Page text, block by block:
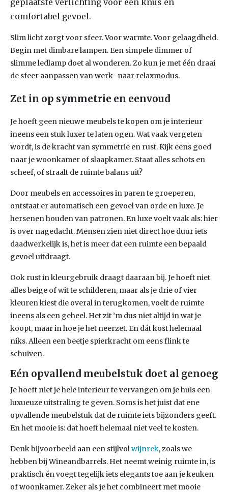
geplaatste verlichting voor een knus en
comfortabel gevoel.
Slim licht zorgt voor sfeer. Voor warmte. Voor gelaagdheid.
Begin met dimbare lampen. Een simpele dimmer of
slimme ledlamp doet al wonderen. Zo kun je met één draai
de sfeer aanpassen van werk- naar relaxmodus.
Zet in op symmetrie en eenvoud
Je hoeft geen nieuwe meubels te kopen om je interieur
ineens een stuk luxer te laten ogen. Wat vaak vergeten
wordt, is de kracht van symmetrie en rust. Kijk eens goed
naar je woonkamer of slaapkamer. Staat alles schots en
scheef, of straalt de ruimte balans uit?
Door meubels en accessoires in paren te groeperen,
ontstaat er automatisch een gevoel van orde en luxe. Je
hersenen houden van patronen. En luxe voelt vaak als: hier
is over nagedacht. Mensen zien niet direct hoe duur iets
daadwerkelijk is, het is meer dat een ruimte een bepaald
gevoel uitdraagt.
Ook rust in kleurgebruik draagt daaraan bij. Je hoeft niet
alles beige of wit te schilderen, maar als je drie of vier
kleuren kiest die overal in terugkomen, voelt de ruimte
ineens als een geheel. Het zit ’m dus niet altijd in wat je
koopt, maar in hoe je het neerzet. En dát kost helemaal
niks. Alleen een beetje spierkracht om eens flink te
schuiven.
Eén opvallend meubelstuk doet al genoeg
Je hoeft niet je hele interieur te vervangen om je huis een
luxueuze uitstraling te geven. Soms is het juist dat ene
opvallende meubelstuk dat de ruimte iets bijzonders geeft.
En het mooie is: dat hoeft helemaal niet veel te kosten.
Denk bijvoorbeeld aan een stijlvolwijnrek, zoals we
hebben bij Wineandbarrels. Het neemt weinig ruimte in, is
praktisch én voegt tegelijk iets elegants toe aan je keuken
of woonkamer. Zeker als je het combineert met mooie